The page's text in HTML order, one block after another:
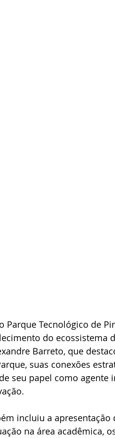
Parque Tecnológico de
do ecossistema
Barreto, que
suas conexões
seu papel como
incluiu a apresentação
na área acadêmica,